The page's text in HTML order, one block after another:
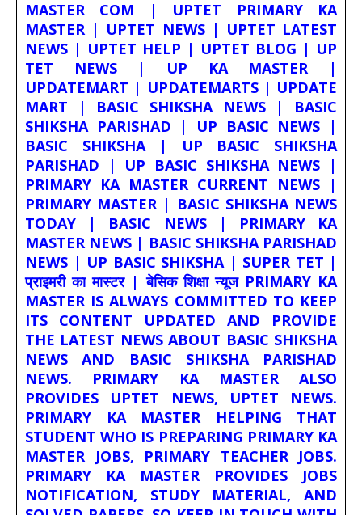
MASTER COM | UPTET PRIMARY KA
MASTER | UPTET NEWS | UPTET LATEST
NEWS | UPTET HELP | UPTET BLOG | UP
TET NEWS | UP KA MASTER |
UPDATEMART | UPDATEMARTS | UPDATE
MART | BASIC SHIKSHA NEWS | BASIC
SHIKSHA PARISHAD | UP BASIC NEWS |
BASIC SHIKSHA | UP BASIC SHIKSHA
PARISHAD | UP BASIC SHIKSHA NEWS |
PRIMARY KA MASTER CURRENT NEWS |
PRIMARY MASTER | BASIC SHIKSHA NEWS
TODAY | BASIC NEWS | PRIMARY KA
MASTER NEWS | BASIC SHIKSHA PARISHAD
NEWS | UP BASIC SHIKSHA | SUPER TET |
प्राइमरी का मास्टर | बेसिक शिक्षा न्यूज PRIMARY KA
MASTER IS ALWAYS COMMITTED TO KEEP
ITS CONTENT UPDATED AND PROVIDE
THE LATEST NEWS ABOUT BASIC SHIKSHA
NEWS AND BASIC SHIKSHA PARISHAD
NEWS. PRIMARY KA MASTER ALSO
PROVIDES UPTET NEWS, UPTET NEWS.
PRIMARY KA MASTER HELPING THAT
STUDENT WHO IS PREPARING PRIMARY KA
MASTER JOBS, PRIMARY TEACHER JOBS.
PRIMARY KA MASTER PROVIDES JOBS
NOTIFICATION, STUDY MATERIAL, AND